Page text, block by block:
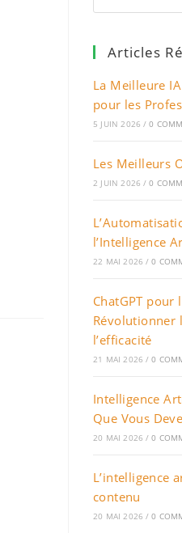
Articles
La Meilleure
pour les
5 JUIN 2026 / 0
Les Meilleurs
2 JUIN 2026 / 0
l’Intelligence
22 MAI 2026 / 0
ChatGPT pour
Révolutionner
l’efficacité
21 MAI 2026 / 0
Intelligence
Que Vous
20 MAI 2026 / 0
L’intelligence
contenu
20 MAI 2026 / 0